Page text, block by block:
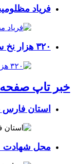
فریاد
۳۲۰ هزار نخ سیگار قاچاق در لامرد کشف شد
خبر تاپ صفحه
استان
محل شهادت ۲۱ نفر در لامرد در مسیر ثبت ملی قرار گرفت